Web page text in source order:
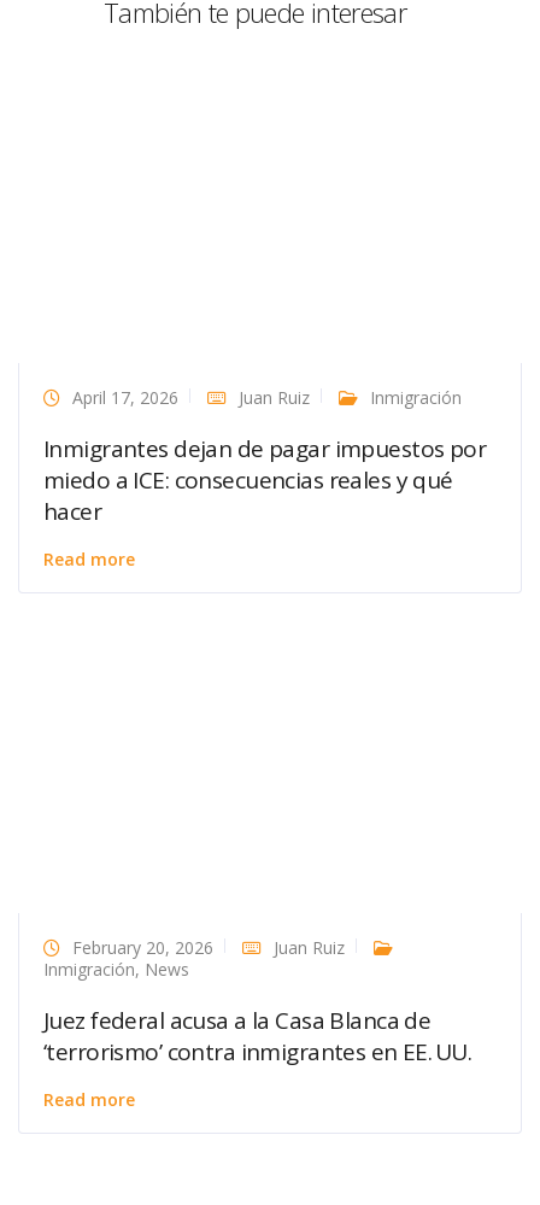
También te puede interesar
April 17, 2026 Juan Ruiz Inmigración
Inmigrantes dejan de pagar impuestos por
miedo a ICE: consecuencias reales y qué
hacer
Read more
February 20, 2026
Juan Ruiz
Inmigración, News
Juez federal acusa a la Casa Blanca de
‘terrorismo’ contra inmigrantes en EE. UU.
Read more